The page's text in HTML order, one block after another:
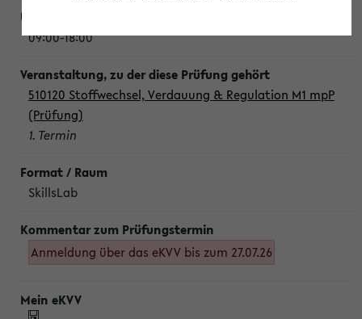
09:00-18:00
510120 Stoffwechsel, Verdauung & Regulation M1 mpP
(Prüfung)
1. Termin
SkillsLab
Anmeldung über das eKVV bis zum 27.07.26